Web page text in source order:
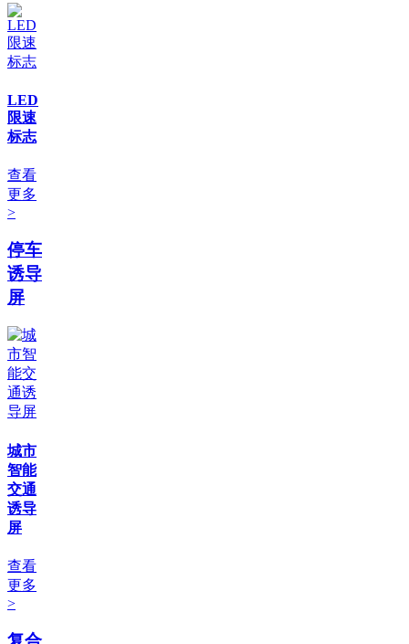
LED
限速
标志
查看
更多
>
停车
诱导
屏
城市
智能
交通
诱导
屏
查看
更多
>